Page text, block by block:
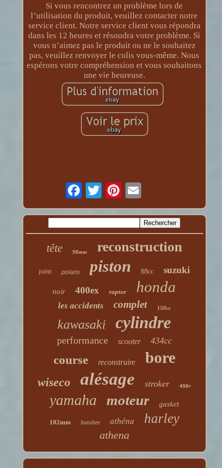
Si vous rencontrez un problème lors de
l’utilisation du produit, veuillez contacter notre
service client. Notre service client vous répondra
dans les 12 heures et résoudra votre problème. Si
vous n’aimez pas le produit ou ne le souhaitez
pas, veuillez renvoyer le colis vous-même. Nous
espérons votre compréhension et vous souhaitons
une vie heureuse.
tête 98mm reconstruction
joint polaris piston 88cc suzuki
noir 400ex raptor honda
les accidents complet 150cc
kawasaki cylindre
performance scooter 434cc
course reconstruire bore
wiseco alésage stroker 450r
yamaha moteur gasket
102mm banshee athéna harley
athena